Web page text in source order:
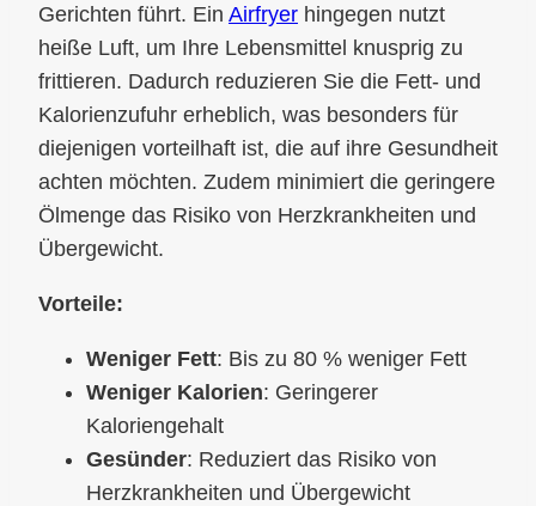
Gerichten führt. Ein Airfryer hingegen nutzt
heiße Luft, um Ihre Lebensmittel knusprig zu
frittieren. Dadurch reduzieren Sie die Fett- und
Kalorienzufuhr erheblich, was besonders für
diejenigen vorteilhaft ist, die auf ihre Gesundheit
achten möchten. Zudem minimiert die geringere
Ölmenge das Risiko von Herzkrankheiten und
Übergewicht.
Vorteile:
Weniger Fett: Bis zu 80 % weniger Fett
Weniger Kalorien: Geringerer
Kaloriengehalt
Gesünder: Reduziert das Risiko von
Herzkrankheiten und Übergewicht